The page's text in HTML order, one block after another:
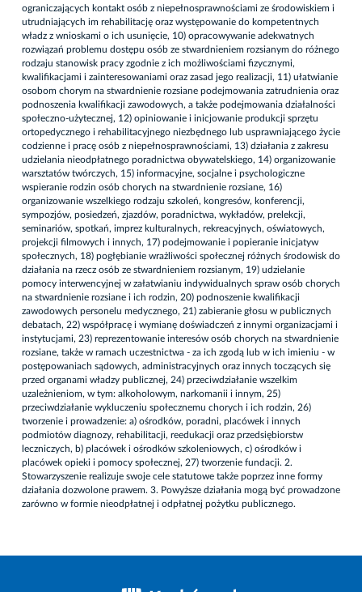
ograniczających kontakt osób z niepełnosprawnościami ze środowiskiem i
utrudniających im rehabilitację oraz występowanie do kompetentnych
władz z wnioskami o ich usunięcie, 10) opracowywanie adekwatnych
rozwiązań problemu dostępu osób ze stwardnieniem rozsianym do różnego
rodzaju stanowisk pracy zgodnie z ich możliwościami fizycznymi,
kwalifikacjami i zainteresowaniami oraz zasad jego realizacji, 11) ułatwianie
osobom chorym na stwardnienie rozsiane podejmowania zatrudnienia oraz
podnoszenia kwalifikacji zawodowych, a także podejmowania działalności
społeczno-użytecznej, 12) opiniowanie i inicjowanie produkcji sprzętu
ortopedycznego i rehabilitacyjnego niezbędnego lub usprawniającego życie
codzienne i pracę osób z niepełnosprawnościami, 13) działania z zakresu
udzielania nieodpłatnego poradnictwa obywatelskiego, 14) organizowanie
warsztatów twórczych, 15) informacyjne, socjalne i psychologiczne
wspieranie rodzin osób chorych na stwardnienie rozsiane, 16)
organizowanie wszelkiego rodzaju szkoleń, kongresów, konferencji,
sympozjów, posiedzeń, zjazdów, poradnictwa, wykładów, prelekcji,
seminariów, spotkań, imprez kulturalnych, rekreacyjnych, oświatowych,
projekcji filmowych i innych, 17) podejmowanie i popieranie inicjatyw
społecznych, 18) pogłębianie wrażliwości społecznej różnych środowisk do
działania na rzecz osób ze stwardnieniem rozsianym, 19) udzielanie
pomocy interwencyjnej w załatwianiu indywidualnych spraw osób chorych
na stwardnienie rozsiane i ich rodzin, 20) podnoszenie kwalifikacji
zawodowych personelu medycznego, 21) zabieranie głosu w publicznych
debatach, 22) współpracę i wymianę doświadczeń z innymi organizacjami i
instytucjami, 23) reprezentowanie interesów osób chorych na stwardnienie
rozsiane, także w ramach uczestnictwa - za ich zgodą lub w ich imieniu - w
postępowaniach sądowych, administracyjnych oraz innych toczących się
przed organami władzy publicznej, 24) przeciwdziałanie wszelkim
uzależnieniom, w tym: alkoholowym, narkomanii i innym, 25)
przeciwdziałanie wykluczeniu społecznemu chorych i ich rodzin, 26)
tworzenie i prowadzenie: a) ośrodków, poradni, placówek i innych
podmiotów diagnozy, rehabilitacji, reedukacji oraz przedsiębiorstw
leczniczych, b) placówek i ośrodków szkoleniowych, c) ośrodków i
placówek opieki i pomocy społecznej, 27) tworzenie fundacji. 2.
Stowarzyszenie realizuje swoje cele statutowe także poprzez inne formy
działania dozwolone prawem. 3. Powyższe działania mogą być prowadzone
zarówno w formie nieodpłatnej i odpłatnej pożytku publicznego.